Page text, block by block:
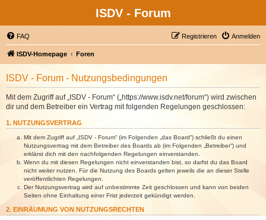
ISDV - Forum
FAQ Anmelden
Registrieren
ISDV-Homepage Foren
ISDV - Forum - Nutzungsbedingungen
Mit dem Zugriff auf „ISDV - Forum“ („https://www.isdv.net/forum“) wird zwischen
dir und dem Betreiber ein Vertrag mit folgenden Regelungen geschlossen:
1. NUTZUNGSVERTRAG
Mit dem Zugriff auf „ISDV - Forum“ (im Folgenden „das Board“) schließt du einen
Nutzungsvertrag mit dem Betreiber des Boards ab (im Folgenden „Betreiber“) und
erklärst dich mit den nachfolgenden Regelungen einverstanden.
Wenn du mit diesen Regelungen nicht einverstanden bist, so darfst du das Board
nicht weiter nutzen. Für die Nutzung des Boards gelten jeweils die an dieser Stelle
veröffentlichten Regelungen.
Der Nutzungsvertrag wird auf unbestimmte Zeit geschlossen und kann von beiden
Seiten ohne Einhaltung einer Frist jederzeit gekündigt werden.
2. EINRÄUMUNG VON NUTZUNGSRECHTEN